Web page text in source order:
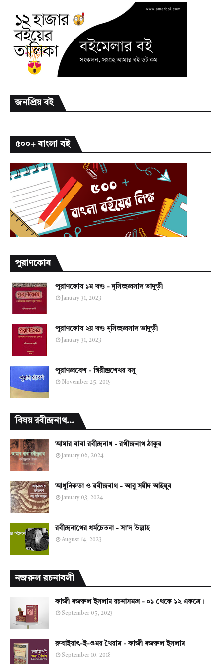
জনপ্রিয় বই
৫০০+ বাংলা বই
পুরাণকোষ
পুরাণকোষ ১ম খণ্ড - নৃসিংহপ্রসাদ ভাদুড়ী
January 31, 2023
পুরাণকোষ ২য় খণ্ড নৃসিংহপ্রসাদ ভাদুড়ী
January 31, 2023
পুরাণপ্রবেশ - গিরীন্দ্রশেখর বসু
November 25, 2019
বিষয় রবীন্দ্রনাথ...
আমার বাবা রবীন্দ্রনাথ - রথীন্দ্রনাথ ঠাকুর
January 06, 2024
আধুনিকতা ও রবীন্দ্রনাথ - আবু সয়ীদ আইয়ুব
January 03, 2024
রবীন্দ্রনাথের ধর্মচেতনা - সা'দ উল্লাহ
August 14, 2023
নজরুল রচনাবলী
কাজী নজরুল ইসলাম রচনাসমগ্র - ০১ থেকে ১২ একত্রে।
September 05, 2023
রুবাইয়াৎ-ই-ওমর খৈয়াম - কাজী নজরুল ইসলাম
September 10, 2018